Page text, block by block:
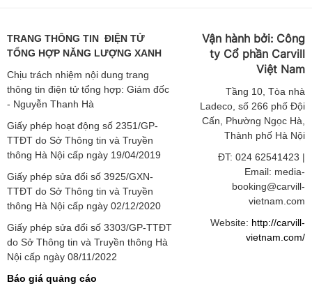
TRANG THÔNG TIN ĐIỆN TỬ
TỔNG HỢP NĂNG LƯỢNG XANH
Chịu trách nhiệm nội dung trang
thông tin điện tử tổng hợp: Giám đốc
- Nguyễn Thanh Hà
Giấy phép hoạt động số 2351/GP-
TTĐT do Sở Thông tin và Truyền
thông Hà Nội cấp ngày 19/04/2019
Giấy phép sửa đổi số 3925/GXN-
TTĐT do Sở Thông tin và Truyền
thông Hà Nội cấp ngày 02/12/2020
Giấy phép sửa đổi số 3303/GP-TTĐT
do Sở Thông tin và Truyền thông Hà
Nội cấp ngày 08/11/2022
Báo giá quảng cáo
Vận hành bởi: Công
ty Cổ phần Carvill
Việt Nam
Tầng 10, Tòa nhà
Ladeco, số 266 phố Đội
Cấn, Phường Ngọc Hà,
Thành phố Hà Nội
ĐT: 024 62541423 |
Email: media-
booking@carvill-
vietnam.com
Website: http://carvill-
vietnam.com/